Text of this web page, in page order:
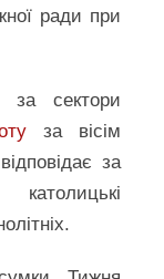
ради при
за сектори
за вісім
за